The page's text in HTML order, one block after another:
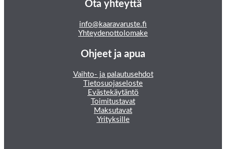
Ota yhteyttä
info@kaaravaruste.fi
Yhteydenottolomake
Ohjeet ja apua
Vaihto- ja palautusehdot
Tietosuojaseloste
Evästekäytäntö
Toimitustavat
Maksutavat
Yrityksille